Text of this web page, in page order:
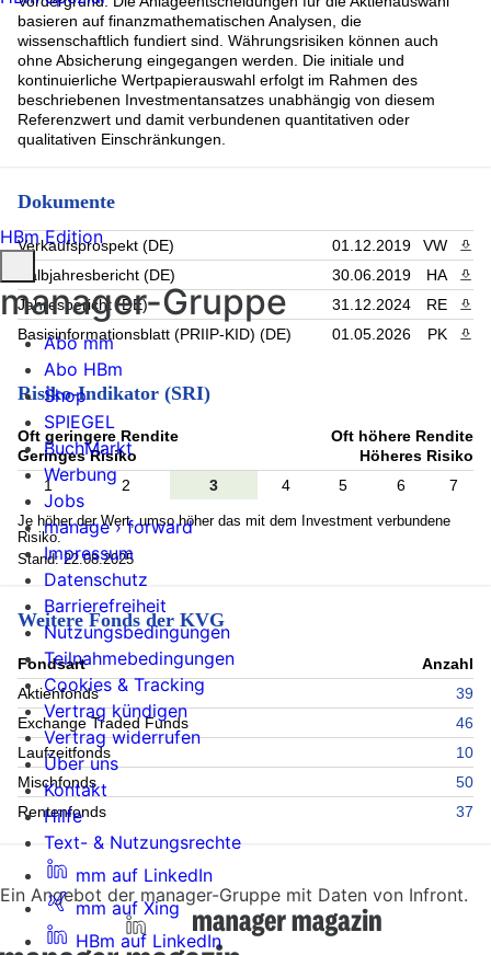
basieren auf finanzmathematischen Analysen, die
wissenschaftlich fundiert sind. Währungsrisiken können auch
ohne Absicherung eingegangen werden. Die initiale und
kontinuierliche Wertpapierauswahl erfolgt im Rahmen des
beschriebenen Investmentansatzes unabhängig von diesem
Referenzwert und damit verbundenen quantitativen oder
qualitativen Einschränkungen.
Dokumente
Verkaufsprospekt (DE) 01.12.2019 VW
Halbjahresbericht (DE)
30.06.2019 HA
Jahresbericht (DE)
31.12.2024 RE
Basisinformationsblatt (PRIIP-KID) (DE)
01.05.2026 PK
Risiko-Indikator (SRI)
Oft geringere Rendite
Geringes Risiko
Oft höhere Rendite
Höheres Risiko
1
2 3 4 5 6 7
Je höher der Wert, umso höher das mit dem Investment verbundene
Risiko.
Stand: 22.08.2025
Weitere Fonds der KVG
Fondsart
Anzahl
Aktienfonds
39
Exchange Traded Funds
46
Laufzeitfonds
10
Mischfonds
50
Rentenfonds
37
Ein Angebot der manager-Gruppe mit Daten von Infront.
HBm Edition
manager-Gruppe
Abo mm
Abo HBm
Shop
SPIEGEL
BuchMarkt
Werbung
Jobs
manage › forward
Impressum
Datenschutz
Barrierefreiheit
Nutzungsbedingungen
Teilnahmebedingungen
Cookies & Tracking
Vertrag kündigen
Vertrag widerrufen
Über uns
Kontakt
Hilfe
Text- & Nutzungsrechte
mm auf LinkedIn
mm auf Xing
HBm auf LinkedIn